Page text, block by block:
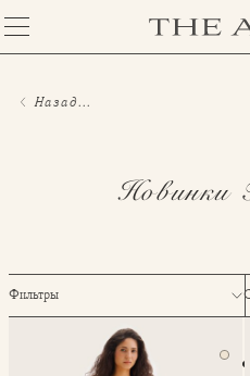
Назад...
Новинки
Фильтры
Длинное платье Aurelie